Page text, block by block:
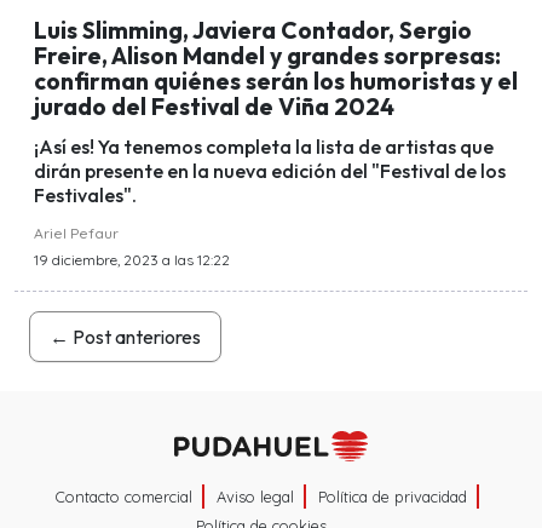
Luis Slimming, Javiera Contador, Sergio
Freire, Alison Mandel y grandes sorpresas:
confirman quiénes serán los humoristas y el
jurado del Festival de Viña 2024
¡Así es! Ya tenemos completa la lista de artistas que
dirán presente en la nueva edición del "Festival de los
Festivales".
Ariel Pefaur
19 diciembre, 2023 a las 12:22
← Post anteriores
Contacto comercial Aviso legal
Política de privacidad